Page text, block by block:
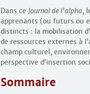
Dans ce Journal de l’alpha,
apprenants (ou futurs ou
distincts : la mobilisation
de ressources externes à
champ culturel,
perspective d’insertion
Sommaire